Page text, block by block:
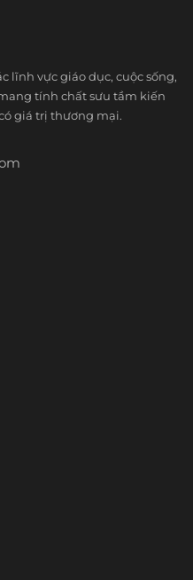
lĩnh vực giáo dục, cuộc sống,
tính chất sưu tầm kiến
giá trị thương mại.